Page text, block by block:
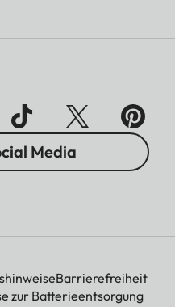
Media
Barrierefreiheit
zur Batterieentsorgung